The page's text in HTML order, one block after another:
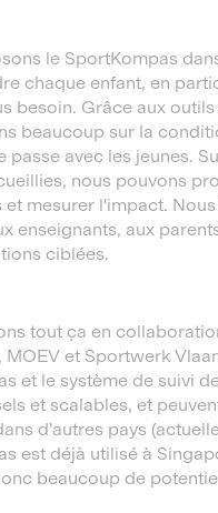
le SportKompas
chaque enfant, en
besoin. Grâce aux
beaucoup sur la
passe avec les jeunes.
nous pouvons
et mesurer l'impact.
enseignants, aux
ciblées.
tout ça en
MOEV et Sportwerk
et le système de suivi
et scalables, et
d'autres pays
est déjà utilisé à
beaucoup de